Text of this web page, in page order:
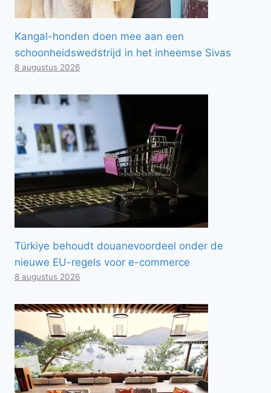
Kangal-honden doen mee aan een
schoonheidswedstrijd in het inheemse Sivas
8 augustus 2026
Türkiye behoudt douanevoordeel onder de
nieuwe EU-regels voor e-commerce
8 augustus 2026